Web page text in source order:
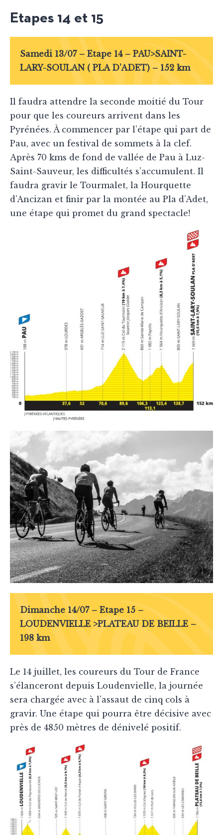
Etapes 14 et 15
Samedi 13/07 – Etape 14 – PAU>SAINT-
LARY-SOULAN ( PLA D’ADET) – 152 km
Il faudra attendre la seconde moitié du Tour
pour que les coureurs arrivent dans les
Pyrénées. À commencer par l’étape qui part de
Pau, avec un festival de sommets à la clef.
Après 70 kms de fond de vallée de Pau à Luz-
Saint-Sauveur, les difficultés s’accumulent. Il
faudra gravir le Tourmalet, la Hourquette
d’Ancizan et finir par la montée au Pla d’Adet,
une étape qui promet du grand spectacle!
Dimanche 14/07 – Etape 15 –
LOUDENVIELLE >PLATEAU DE BEILLE –
198 km
Le 14 juillet, les coureurs du Tour de France
s’élanceront depuis Loudenvielle, la journée
sera chargée avec à l’assaut de cinq cols à
gravir. Une étape qui pourra être décisive avec
près de 4850 mètres de dénivelé positif.